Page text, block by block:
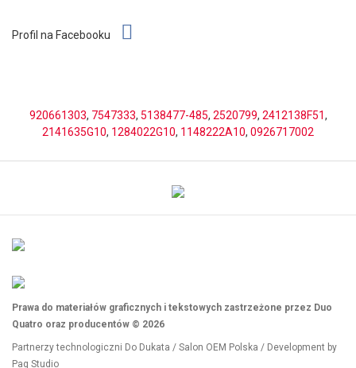
Profil na Facebooku
920661303, 7547333, 5138477-485, 2520799, 2412138F51,
2141635G10, 1284022G10, 1148222A10, 0926717002
Prawa do materiałów graficznych i tekstowych zastrzeżone przez Duo
Quatro oraz producentów © 2026
Partnerzy technologiczni Do Dukata / Salon OEM Polska / Development by
Paq Studio